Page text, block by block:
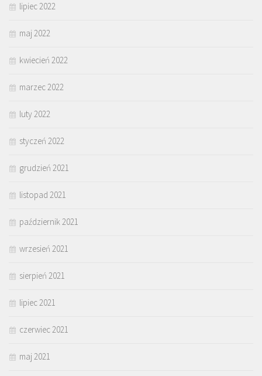
lipiec 2022
maj 2022
kwiecień 2022
marzec 2022
luty 2022
styczeń 2022
grudzień 2021
listopad 2021
październik 2021
wrzesień 2021
sierpień 2021
lipiec 2021
czerwiec 2021
maj 2021